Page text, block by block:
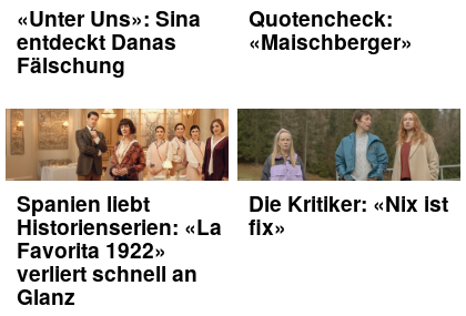
«Unter Uns»: Sina
entdeckt Danas
Fälschung
Quotencheck:
«Maischberger»
Spanien liebt
Historienserien: «La
Favorita 1922»
verliert schnell an
Glanz
Die Kritiker: «Nix ist
fix»